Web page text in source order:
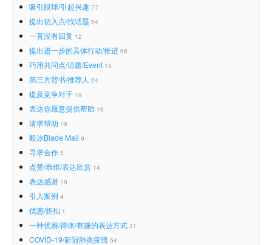
吸引眼球/引起兴趣 77
提出切入点/找话题 54
一直没有回复 12
提出进一步的具体行动/推进 68
巧用共同点/话题/Event 15
第三方背书/推荐人 24
提及竞争对手 19
表达你愿意提供帮助 16
请求帮助 19
毅冰Blade Mail 9
寻求合作 5
点赞/恭维/表达欣赏 14
表达感谢 19
引入案例 4
优惠/折扣 1
一种优雅/得体/有趣的表达方式 31
COVID-19/新冠肺炎疫情 54